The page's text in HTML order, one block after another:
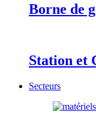
Borne de
Station et
Secteurs